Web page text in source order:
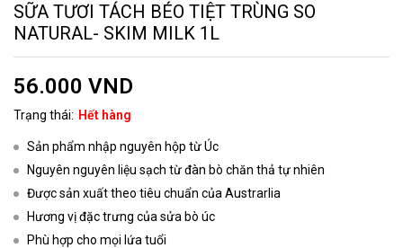
SỮA TƯƠI TÁCH BÉO TIỆT TRÙNG SO
NATURAL- SKIM MILK 1L
56.000 VND
Trạng thái: Hết hàng
Sản phẩm nhập nguyên hộp từ Úc
Nguyên nguyên liệu sạch từ đàn bò chăn thả tự nhiên
Được sản xuất theo tiêu chuẩn của Austrarlia
Hương vị đặc trưng của sửa bò úc
Phù hợp cho mọi lứa tuổi